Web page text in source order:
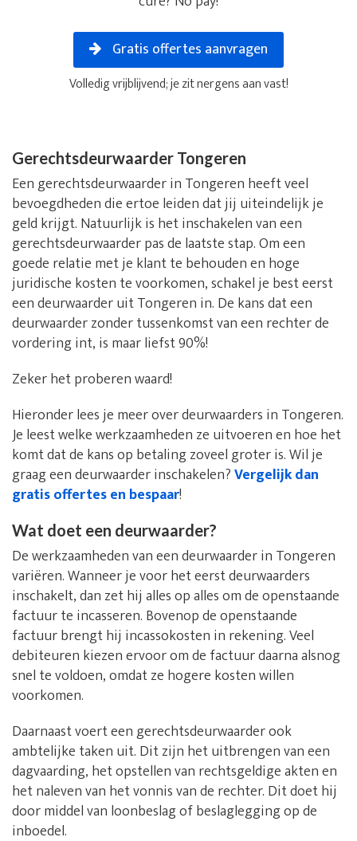
Gratis offertes aanvragen
Volledig vrijblijvend; je zit nergens aan vast!
Gerechtsdeurwaarder Tongeren
Een gerechtsdeurwaarder in Tongeren heeft veel
bevoegdheden die ertoe leiden dat jij uiteindelijk je
geld krijgt. Natuurlijk is het inschakelen van een
gerechtsdeurwaarder pas de laatste stap. Om een
goede relatie met je klant te behouden en hoge
juridische kosten te voorkomen, schakel je best eerst
een deurwaarder uit Tongeren in. De kans dat een
deurwaarder zonder tussenkomst van een rechter de
vordering int, is maar liefst 90%!
Zeker het proberen waard!
Hieronder lees je meer over deurwaarders in Tongeren.
Je leest welke werkzaamheden ze uitvoeren en hoe het
komt dat de kans op betaling zoveel groter is. Wil je
graag een deurwaarder inschakelen?Vergelijk dan
gratis offertes en bespaar!
Wat doet een deurwaarder?
De werkzaamheden van een deurwaarder in Tongeren
variëren. Wanneer je voor het eerst deurwaarders
inschakelt, dan zet hij alles op alles om de openstaande
factuur te incasseren. Bovenop de openstaande
factuur brengt hij incassokosten in rekening. Veel
debiteuren kiezen ervoor om de factuur daarna alsnog
snel te voldoen, omdat ze hogere kosten willen
voorkomen.
Daarnaast voert een gerechtsdeurwaarder ook
ambtelijke taken uit. Dit zijn het uitbrengen van een
dagvaarding, het opstellen van rechtsgeldige akten en
het naleven van het vonnis van de rechter. Dit doet hij
door middel van loonbeslag of beslaglegging op de
inboedel.